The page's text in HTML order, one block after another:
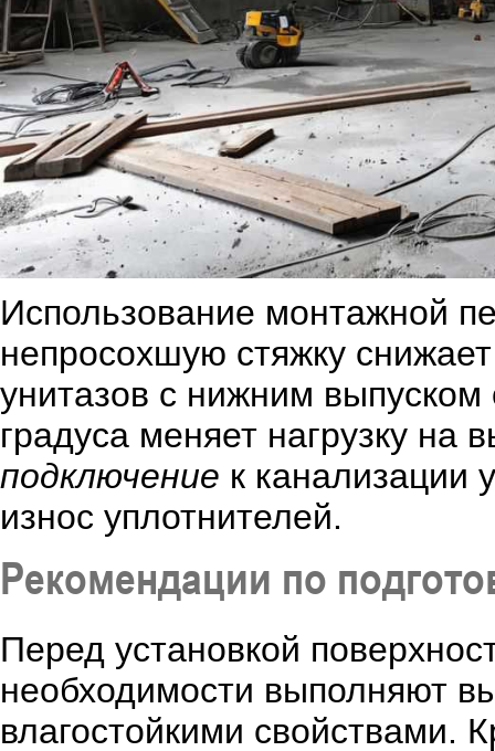
Использование монтажной
непросохшую стяжку
унитазов с нижним
градуса меняет нагрузку
подключение к канализации
износ уплотнителей.
Рекомендации по
Перед установкой
необходимости выполняют
влагостойкими свойствами.